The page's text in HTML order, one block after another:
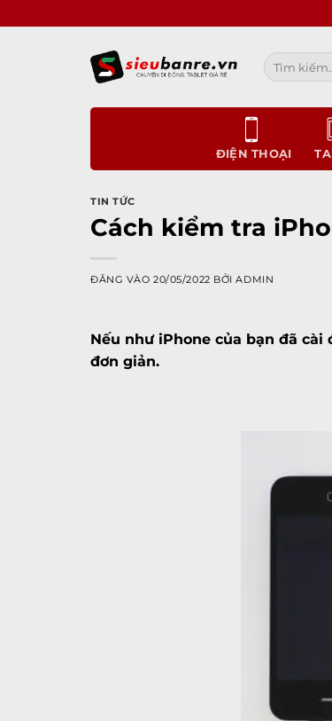
qua
Tìm
kiếm:
ĐIỆN THOẠI
TIN TỨC
Cách kiểm tra
ĐĂNG VÀO20/05/2022 BỞIADMIN
Nếu như iPhone của bạn đã cài
đơn giản.